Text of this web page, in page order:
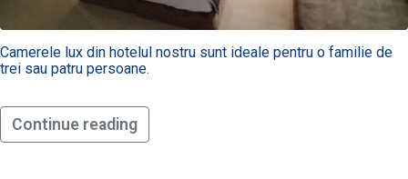
Camerele lux din hotelul nostru sunt ideale pentru o familie de
trei sau patru persoane.
Continue reading
3-12 ani